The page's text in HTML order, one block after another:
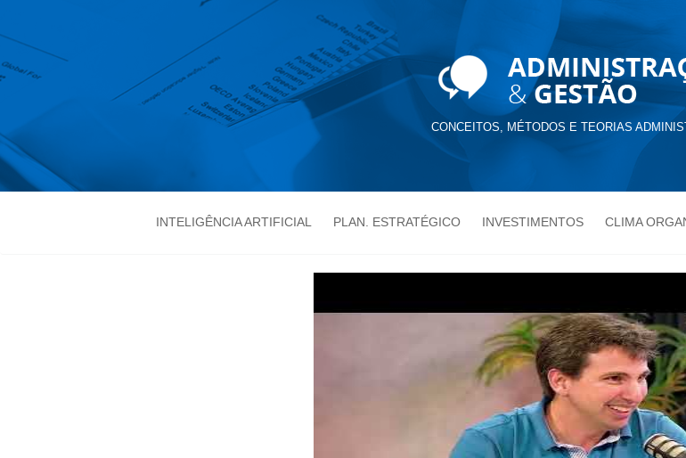
CONCEITOS, MÉTODOS E TEORIAS
INTELIGÊNCIA ARTIFICIAL PLAN. ESTRATÉGICO INVESTIMENTOS CLIMA